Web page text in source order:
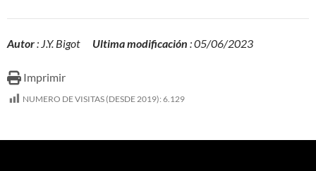
Autor: J.Y. Bigot Ultima modificación : 05/06/2023
Imprimir
NUMERO DE VISITAS (DESDE 2019): 6.129